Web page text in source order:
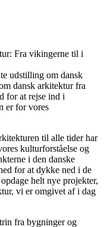
Fra vikingerne til i
udstilling om dansk
dansk arkitektur fra
for at rejse ind i
er for vores
til alle tider har
kulturforståelse og
i den danske
for at dykke ned i de
helt nye projekter,
vi er omgivet af i dag
fra bygninger og